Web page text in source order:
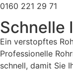
0160 221 29 71
Schnelle
Ein verstopftes
Professionelle
schnell, damit Sie